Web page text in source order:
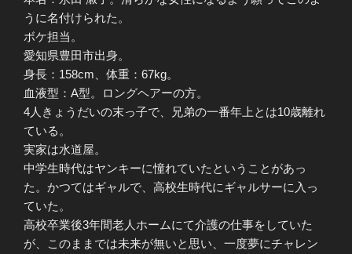
うに名付けられた。
ボケ担当。
愛知県豊田市出身。
身長：158cm、体重：67kg。
血液型：A型。ロングヘアーの方。
4人きょうだいの末っ子で、兄弟の一番年上とは10歳離れ
ている。
実家は水道屋。
中学生時代はヤンキーに憧れていたということがあっ
た。かつてはギャルで、高校生時代にギャルサーに入っ
ていた。
高校卒業後3年間老人ホームにて介護の仕事をしていた
が、このままでは未来が無いと思い、一度夢にチャレン